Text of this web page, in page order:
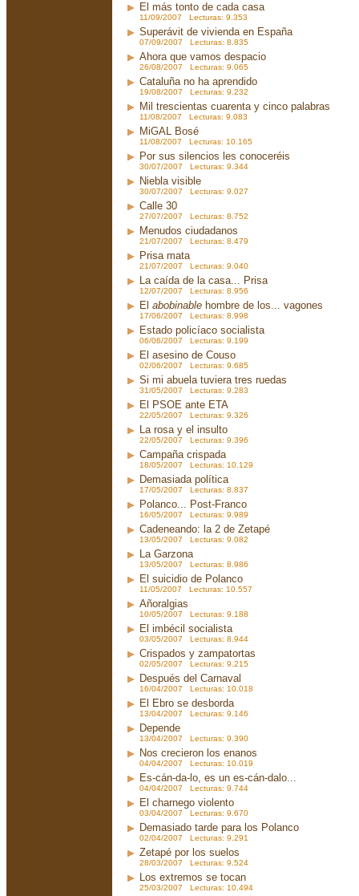
El más tonto de cada casa
11/09/2007 Lecturas: 9.353
Superávit de vivienda en España
07/09/2007 Lecturas: 8.835
Ahora que vamos despacio
26/08/2007 Lecturas: 9.065
Cataluña no ha aprendido
19/08/2007 Lecturas: 9.232
Mil trescientas cuarenta y cinco palabras
11/08/2007 Lecturas: 9.083
MiGAL Bosé
11/08/2007 Lecturas: 10.165
Por sus silencios les conoceréis
30/07/2007 Lecturas: 9.344
Niebla visible
30/07/2007 Lecturas: 9.027
Calle 30
27/07/2007 Lecturas: 8.752
Menudos ciudadanos
21/07/2007 Lecturas: 8.479
Prisa mata
21/07/2007 Lecturas: 9.040
La caída de la casa... Prisa
12/07/2007 Lecturas: 8.956
El abobinable hombre de los... vagones
17/06/2007 Lecturas: 8.998
Estado policíaco socialista
06/06/2007 Lecturas: 9.199
El asesino de Couso
02/06/2007 Lecturas: 9.685
Si mi abuela tuviera tres ruedas
31/05/2007 Lecturas: 9.283
El PSOE ante ETA
22/05/2007 Lecturas: 9.326
La rosa y el insulto
22/05/2007 Lecturas: 9.396
Campaña crispada
18/05/2007 Lecturas: 10.129
Demasiada política
17/05/2007 Lecturas: 8.837
Polanco... Post-Franco
16/05/2007 Lecturas: 9.989
Cadeneando: la 2 de Zetapé
13/05/2007 Lecturas: 9.082
La Garzona
13/05/2007 Lecturas: 8.986
El suicidio de Polanco
11/05/2007 Lecturas: 10.557
Añoralgias
10/05/2007 Lecturas: 9.188
El imbécil socialista
03/05/2007 Lecturas: 8.944
Crispados y zampatortas
02/05/2007 Lecturas: 9.215
Después del Carnaval
16/04/2007 Lecturas: 10.018
El Ebro se desborda
13/04/2007 Lecturas: 9.146
Depende
13/04/2007 Lecturas: 9.390
Nos crecieron los enanos
04/04/2007 Lecturas: 10.019
Es-cán-da-lo, es un es-cán-dalo...
04/04/2007 Lecturas: 9.744
El charnego violento
03/04/2007 Lecturas: 9.670
Demasiado tarde para los Polanco
02/04/2007 Lecturas: 9.291
Zetapé por los suelos
28/03/2007 Lecturas: 9.524
Los extremos se tocan
25/03/2007 Lecturas: 10.494